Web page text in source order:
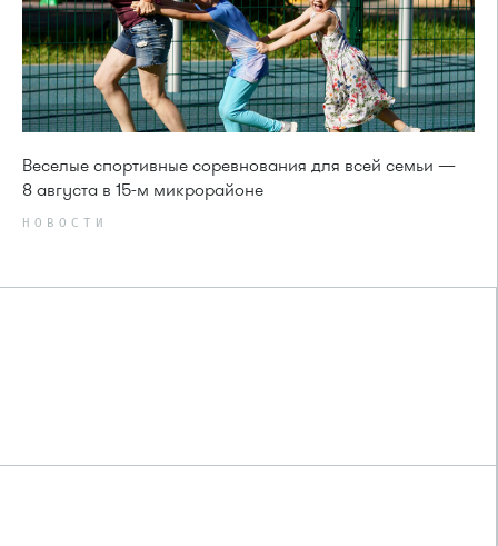
Веселые спортивные соревнования для всей семьи —
8 августа в 15-м микрорайоне
НОВОСТИ